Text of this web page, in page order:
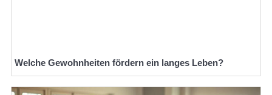
Welche Gewohnheiten fördern ein langes Leben?